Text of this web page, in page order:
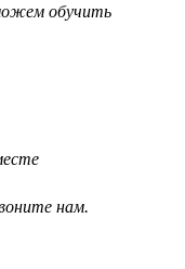
обучить
нам.